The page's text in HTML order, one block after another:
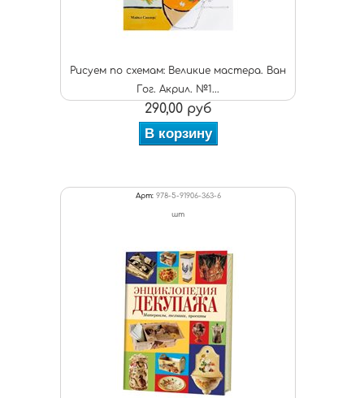
Рисуем по схемам: Великие мастера. Ван
Гог. Акрил. №1...
290,00 руб
В корзину
Арт: 978-5-91906-363-6
шт